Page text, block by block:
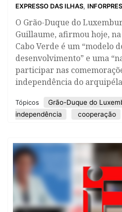
EXPRESSO DAS ILHAS,
O Grão-Duque do
Guillaume, afirmou hoje,
Cabo Verde é um “modelo
desenvolvimento” e uma
participar nas
independência do
Tópicos Grão-Duque do
independência
cooperação